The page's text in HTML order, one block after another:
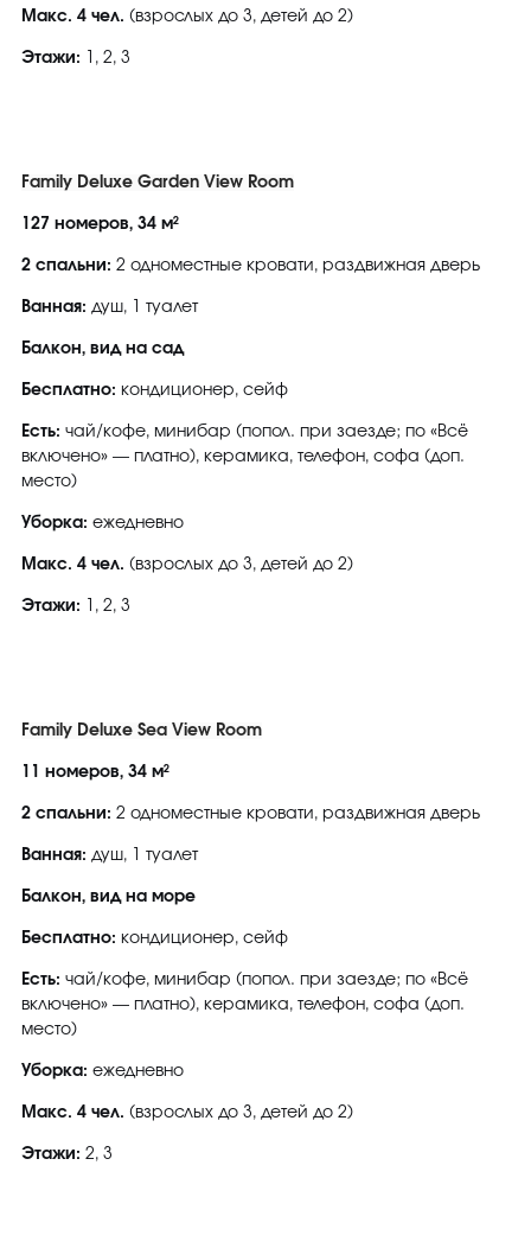
Макс. 4 чел. (взрослых до 3, детей до 2)
Этажи: 1, 2, 3
Family Deluxe Garden View Room
127 номеров, 34 м²
2 спальни: 2 одноместные кровати, раздвижная дверь
Ванная: душ, 1 туалет
Балкон, вид на сад
Бесплатно: кондиционер, сейф
Есть: чай/кофе, минибар (попол. при заезде; по «Всё
включено» — платно), керамика, телефон, софа (доп.
место)
Уборка: ежедневно
Макс. 4 чел. (взрослых до 3, детей до 2)
Этажи: 1, 2, 3
Family Deluxe Sea View Room
11 номеров, 34 м²
2 спальни: 2 одноместные кровати, раздвижная дверь
Ванная: душ, 1 туалет
Балкон, вид на море
Бесплатно: кондиционер, сейф
Есть: чай/кофе, минибар (попол. при заезде; по «Всё
включено» — платно), керамика, телефон, софа (доп.
место)
Уборка: ежедневно
Макс. 4 чел. (взрослых до 3, детей до 2)
Этажи: 2, 3